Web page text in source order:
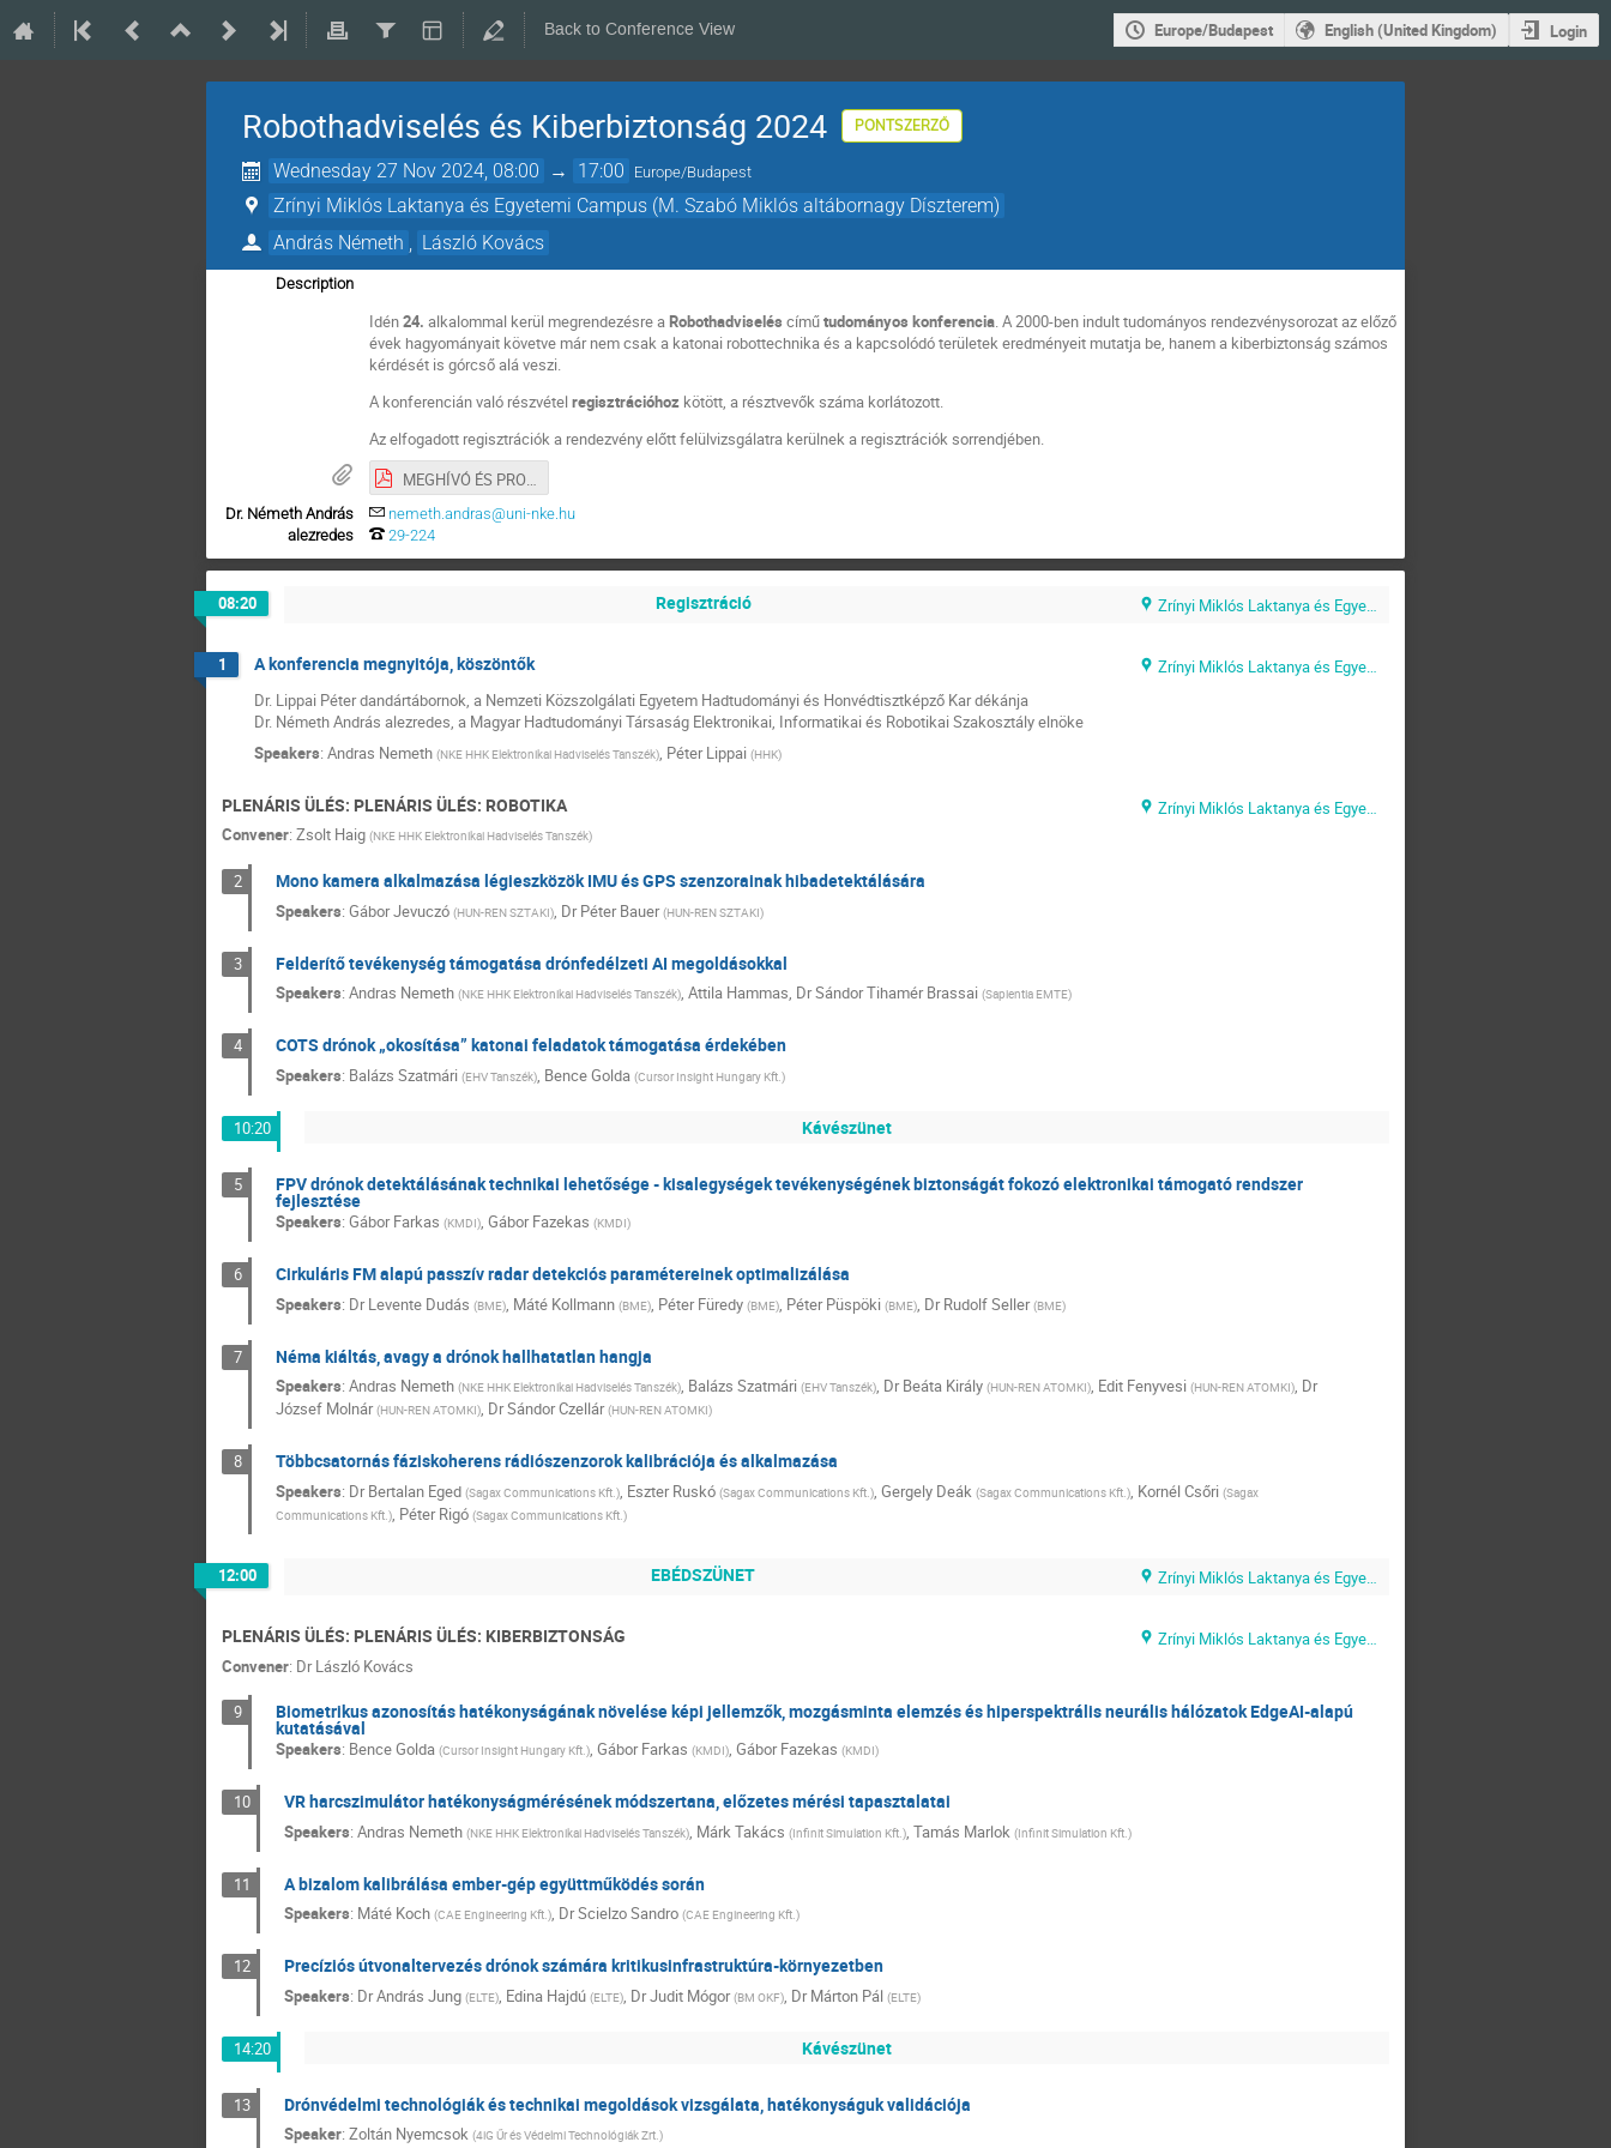
Back to Conference View Europe/Budapest English (United Kingdom) Login
Robothadviselés és Kiberbiztonság 2024 PONTSZERZŐ
Wednesday 27 Nov 2024, 08:00 → 17:00 Europe/Budapest
Zrínyi Miklós Laktanya és Egyetemi Campus (M. Szabó Miklós altábornagy Díszterem)
András Németh
László Kovács
Description
Idén24. alkalommal kerül megrendezésre aRobothadviselés címűtudományos konferencia. A 2000-ben indult tudományos rendezvénysorozat az előző
évek hagyományait követve már nem csak a katonai robottechnika és a kapcsolódó területek eredményeit mutatja be, hanem a kiberbiztonság számos
kérdését is górcső alá veszi.
A konferencián való részvételregisztrációhoz kötött, a résztvevők száma korlátozott.
Az elfogadott regisztrációk a rendezvény előtt felülvizsgálatra kerülnek a regisztrációk sorrendjében.
Dr. Németh András
alezredes
nemeth.andras@uni-nke.hu
29-224
08:20 Regisztráció Zrínyi Miklós Laktanya és Egyetemi Campus (Díszterem előtere)
1 A konferencia megnyitója, köszöntők
Zrínyi Miklós Laktanya és Egyetemi Campus
Dr. Lippai Péter dandártábornok, a Nemzeti Közszolgálati Egyetem Hadtudományi és Honvédtisztképző Kar dékánja
Dr. Németh András alezredes, a Magyar Hadtudományi Társaság Elektronikai, Informatikai és Robotikai Szakosztály elnöke
Speakers: Andras Nemeth (NKE HHK Elektronikai Hadviselés Tanszék) Péter Lippai (HHK)
PLENÁRIS ÜLÉS: PLENÁRIS ÜLÉS: ROBOTIKA
Zrínyi Miklós Laktanya és Egyetemi Campus
Convener: Zsolt Haig (NKE HHK Elektronikai Hadviselés Tanszék)
2 Mono kamera alkalmazása légieszközök IMU és GPS szenzorainak hibadetektálására
Speakers: Gábor Jevuczó (HUN-REN SZTAKI), Dr Péter Bauer (HUN-REN SZTAKI)
3 Felderítő tevékenység támogatása drónfedélzeti AI megoldásokkal
Speakers: Andras Nemeth (NKE HHK Elektronikai Hadviselés Tanszék), Attila Hammas, DrSándor Tihamér Brassai (Sapientia EMTE)
4 COTS drónok „okosítása” katonai feladatok támogatása érdekében
Speakers: Balázs Szatmári (EHV Tanszék), Bence Golda (Cursor Insight Hungary Kft. )
10:20 Kávészünet
5 FPV drónok detektálásának technikai lehetősége - kisalegységek tevékenységének biztonságát fokozó elektronikai támogató rendszer
fejlesztése
Speakers: Gábor Farkas (KMDI), Gábor Fazekas (KMDI)
6 Cirkuláris FM alapú passzív radar detekciós paramétereinek optimalizálása
Speakers: Dr Levente Dudás (BME), Máté Kollmann (BME), Péter Füredy (BME), Péter Püspöki (BME), Dr Rudolf Seller (BME)
7 Néma kiáltás, avagy a drónok hallhatatlan hangja
Speakers: Andras Nemeth (NKE HHK Elektronikai Hadviselés Tanszék), Balázs Szatmári (EHV Tanszék), Dr Beáta Király (HUN-REN ATOMKI), Edit Fenyvesi (HUN-REN ATOMKI), Dr
József Molnár (HUN-REN ATOMKI), DrSándor Czellár (HUN-REN ATOMKI)
8 Többcsatornás fáziskoherens rádiószenzorok kalibrációja és alkalmazása
Speakers: Dr Bertalan Eged (Sagax Communications Kft. ), Eszter Ruskó (Sagax Communications Kft. ), Gergely Deák (Sagax Communications Kft. ), Kornél Csőri (Sagax
Communications Kft. ), Péter Rigó (Sagax Communications Kft. )
12:00 EBÉDSZÜNET Zrínyi Miklós Laktanya és Egyetemi Campus
PLENÁRIS ÜLÉS: PLENÁRIS ÜLÉS: KIBERBIZTONSÁG
Zrínyi Miklós Laktanya és Egyetemi Campus
Convener: Dr László Kovács
9 Biometrikus azonosítás hatékonyságának növelése képi jellemzők, mozgásminta elemzés és hiperspektrális neurális hálózatok EdgeAI-alapú
kutatásával
Speakers: Bence Golda (Cursor Insight Hungary Kft.), Gábor Farkas (KMDI), Gábor Fazekas (KMDI)
10 VR harcszimulátor hatékonyságmérésének módszertana, előzetes mérési tapasztalatai
Speakers: Andras Nemeth (NKE HHK Elektronikai Hadviselés Tanszék), Márk Takács (Infinit Simulation Kft. ), Tamás Marlok (Infinit Simulation Kft. )
11 A bizalom kalibrálása ember-gép együttműködés során
Speakers: Máté Koch (CAE Engineering Kft.), DrScielzo Sandro (CAE Engineering Kft.)
12 Precíziós útvonaltervezés drónok számára kritikusinfrastruktúra-környezetben
Speakers: DrAndrás Jung (ELTE), Edina Hajdú (ELTE), DrJudit Mógor (BM OKF), Dr Márton Pál (ELTE)
14:20 Kávészünet
13 Drónvédelmi technológiák és technikai megoldások vizsgálata, hatékonyságuk validációja
Speaker: Zoltán Nyemcsok (4iG Űr és Védelmi Technológiák Zrt.)